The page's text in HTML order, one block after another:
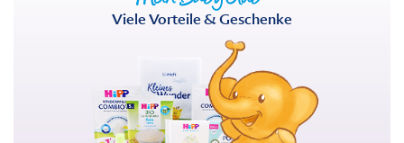
Viele Vorteile & Geschenke